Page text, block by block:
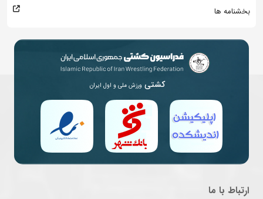
بخشنامه ها
کشتی ورزش ملی و اول ایران
ارتباط با ما